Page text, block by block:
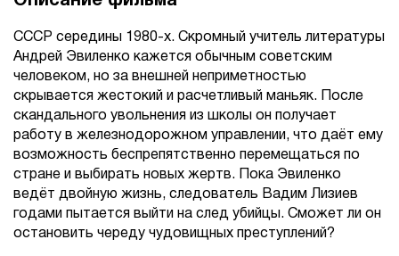
СССР середины 1980-х. Скромный учитель литературы
Андрей Эвиленко кажется обычным советским
человеком, но за внешней неприметностью
скрывается жестокий и расчетливый маньяк. После
скандального увольнения из школы он получает
работу в железнодорожном управлении, что даёт ему
возможность беспрепятственно перемещаться по
стране и выбирать новых жертв. Пока Эвиленко
ведёт двойную жизнь, следователь Вадим Лизиев
годами пытается выйти на след убийцы. Сможет ли он
остановить череду чудовищных преступлений?